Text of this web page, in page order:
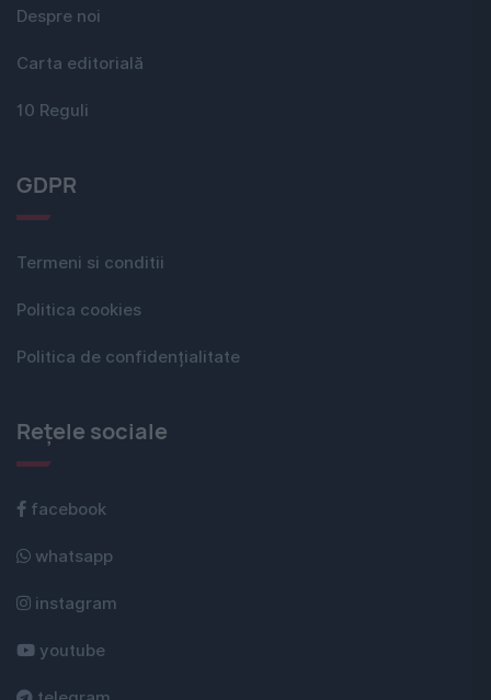
Despre noi
Carta editorială
10 Reguli
GDPR
Termeni si conditii
Politica cookies
Politica de confidențialitate
Rețele sociale
facebook
whatsapp
instagram
youtube